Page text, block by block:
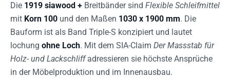
Die 1919 siawood + Breitbänder sind Flexible Schleifmittel
mit Korn 100 und den Maßen 1030 x 1900 mm. Die
Bauform ist als Band Triple-S konzipiert und lautet
lochung ohne Loch. Mit dem SIA-Claim Der Massstab für
Holz- und Lackschliffadressieren sie höchste Ansprüche
in der Möbelproduktion und im Innenausbau.